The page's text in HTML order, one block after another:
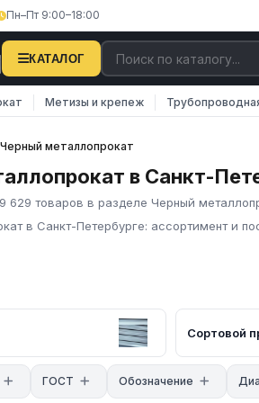
Пн–Пт 9:00–18:00
КАТАЛОГ
Метизы и крепеж
Черный металлопрокат
в Санкт-
629 товаров в разделе Черный
в Санкт-Петербурге: ассортимент и
чёрный металлопрокат в
широкий ассортимент
листы по ГОСТ 19903,
ВГП по ГОСТ 3262, электросварные
сечения. Сортовой прокат:
швеллеры, двутавры,
Сортовой
ГОСТ Обозначение